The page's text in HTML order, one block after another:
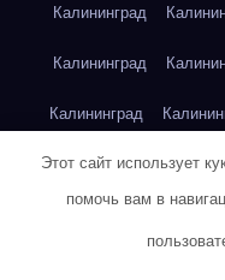
Калининград
Калининград
Калининград
Капуста Капуста
Этот сайт использует
помочь вам в